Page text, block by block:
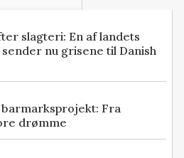
slagteri: En af landets
nu grisene til Danish
Fra
drømme